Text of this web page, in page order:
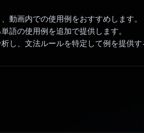
動画内での使用例をおすすめします。
語の使用例を追加で提供します。
し、文法ルールを特定して例を提供す